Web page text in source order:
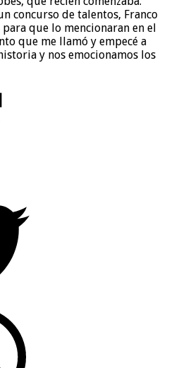
concurso de talentos, Franco
que lo mencionaran en el
que me llamó y empecé a
y nos emocionamos los